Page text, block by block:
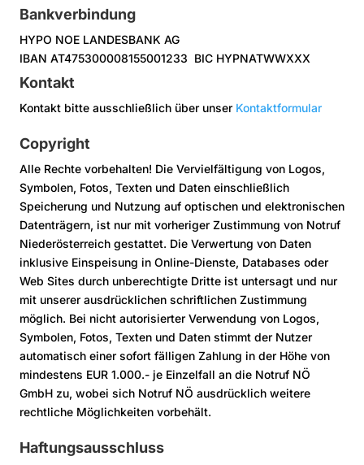
Bankverbindung
HYPO NOE LANDESBANK AG
IBAN AT475300008155001233 BIC HYPNATWWXXX
Kontakt
Kontakt bitte ausschließlich über unser Kontaktformular
Copyright
Alle Rechte vorbehalten! Die Vervielfältigung von Logos,
Symbolen, Fotos, Texten und Daten einschließlich
Speicherung und Nutzung auf optischen und elektronischen
Datenträgern, ist nur mit vorheriger Zustimmung von Notruf
Niederösterreich gestattet. Die Verwertung von Daten
inklusive Einspeisung in Online-Dienste, Databases oder
Web Sites durch unberechtigte Dritte ist untersagt und nur
mit unserer ausdrücklichen schriftlichen Zustimmung
möglich. Bei nicht autorisierter Verwendung von Logos,
Symbolen, Fotos, Texten und Daten stimmt der Nutzer
automatisch einer sofort fälligen Zahlung in der Höhe von
mindestens EUR 1.000.- je Einzelfall an die Notruf NÖ
GmbH zu, wobei sich Notruf NÖ ausdrücklich weitere
rechtliche Möglichkeiten vorbehält.
Haftungsausschluss